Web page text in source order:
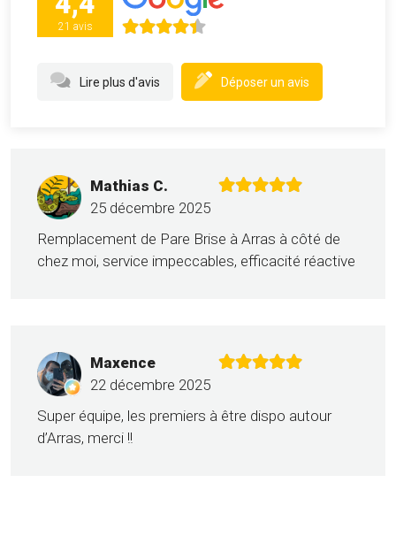
21 avis
Lire plus d'avis Déposer un avis
Mathias C.
25 décembre 2025
Remplacement de Pare Brise à Arras à côté de
chez moi, service impeccables, efficacité réactive
Maxence
22 décembre 2025
Super équipe, les premiers à être dispo autour
d’Arras, merci !!